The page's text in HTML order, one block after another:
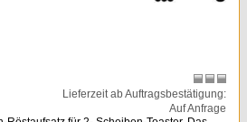
Lieferzeit ab Auftragsbestätigung:
Auf Anfrage